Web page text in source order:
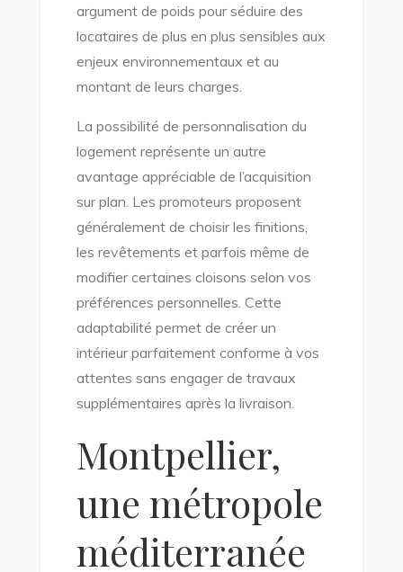
argument de poids pour séduire des
locataires de plus en plus sensibles aux
enjeux environnementaux et au
montant de leurs charges.
La possibilité de personnalisation du
logement représente un autre
avantage appréciable de l’acquisition
sur plan. Les promoteurs proposent
généralement de choisir les finitions,
les revêtements et parfois même de
modifier certaines cloisons selon vos
préférences personnelles. Cette
adaptabilité permet de créer un
intérieur parfaitement conforme à vos
attentes sans engager de travaux
supplémentaires après la livraison.
Montpellier,
une métropole
méditerranée